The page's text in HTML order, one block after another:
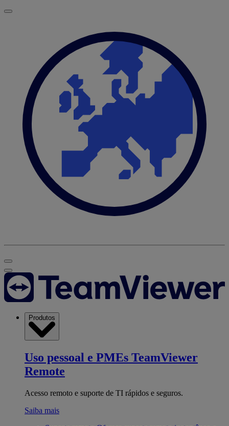
Produtos
Uso pessoal e PMEs TeamViewer
Remote
Acesso remoto e suporte de TI rápidos e seguros.
Saiba mais